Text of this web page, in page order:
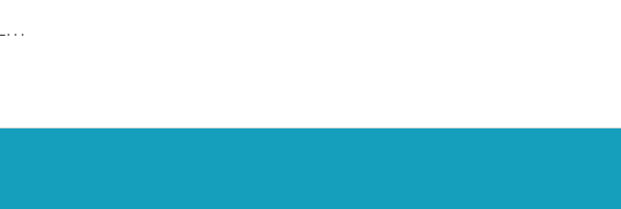
Priessnitz Kloubní mazání De Luxe, 200ml